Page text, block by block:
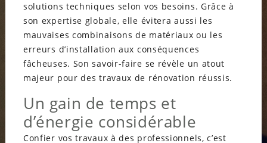
solutions techniques selon vos besoins. Grâce à
son expertise globale, elle évitera aussi les
mauvaises combinaisons de matériaux ou les
erreurs d’installation aux conséquences
fâcheuses. Son savoir-faire se révèle un atout
majeur pour des travaux de rénovation réussis.
Un gain de temps et
d’énergie considérable
Confier vos travaux à des professionnels, c’est